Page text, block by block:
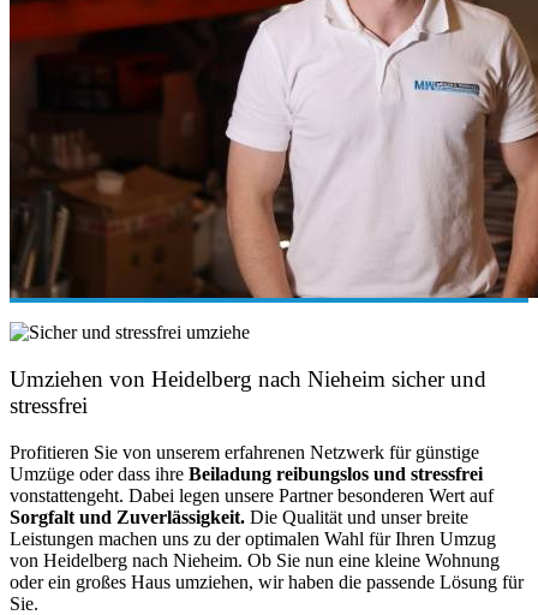
Umziehen von Heidelberg nach Nieheim sicher und
stressfrei
Profitieren Sie von unserem erfahrenen Netzwerk für günstige
Umzüge oder dass ihre Beiladung reibungslos und stressfrei
vonstattengeht. Dabei legen unsere Partner besonderen Wert auf
Sorgfalt und Zuverlässigkeit. Die Qualität und unser breite
Leistungen machen uns zu der optimalen Wahl für Ihren Umzug
von Heidelberg nach Nieheim. Ob Sie nun eine kleine Wohnung
oder ein großes Haus umziehen, wir haben die passende Lösung für
Sie.